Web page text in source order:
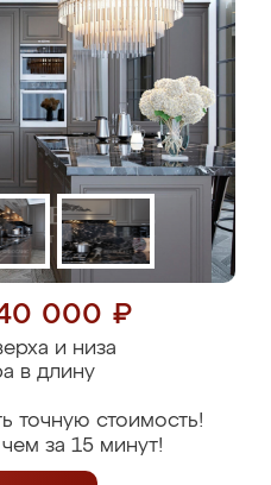
000 ₽
и низа
в длину
точную стоимость!
за 15 минут!